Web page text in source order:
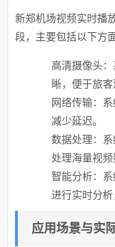
新郑机场视频实时播
段，主要包括以下方面
高清摄像头
晰，便于旅客
网络传输：
减少延迟。
数据处理：
处理海量视频
智能分析：
进行实时分析
应用场景与实